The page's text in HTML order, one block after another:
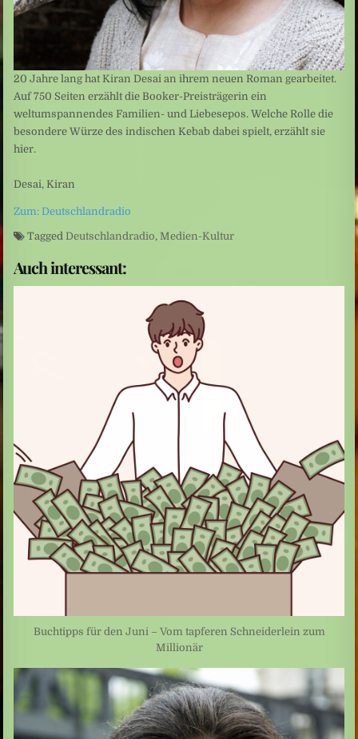
20 Jahre lang hat Kiran Desai an ihrem neuen Roman gearbeitet.
Auf 750 Seiten erzählt die Booker-Preisträgerin ein
weltumspannendes Familien- und Liebesepos. Welche Rolle die
besondere Würze des indischen Kebab dabei spielt, erzählt sie
hier.
Desai, Kiran
Zum: Deutschlandradio
Tagged Deutschlandradio, Medien-Kultur
Auch interessant:
Buchtipps für den Juni – Vom tapferen Schneiderlein zum
Millionär